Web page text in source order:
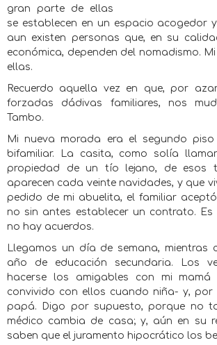
gran parte de ellas
se establecen en un espacio acogedor
aun existen personas que, en su
económica, dependen del nomadismo.
ellas.
Recuerdo aquella vez en que, por
forzadas dádivas familiares, nos
Tambo.
Mi nueva morada era el segundo
bifamiliar. La casita, como solía
propiedad de un tío lejano, de esos
aparecen cada veinte navidades, y que
pedido de mi abuelita, el familiar
no sin antes establecer un contrato. Es
no hay acuerdos.
Llegamos un día de semana, mientras
año de educación secundaria. Los
hacerse los amigables con mi mamá
convivido con ellos cuando niña- y, por
papá. Digo por supuesto, porque no
médico cambia de casa; y, aún en su
saben que el juramento hipocrático los